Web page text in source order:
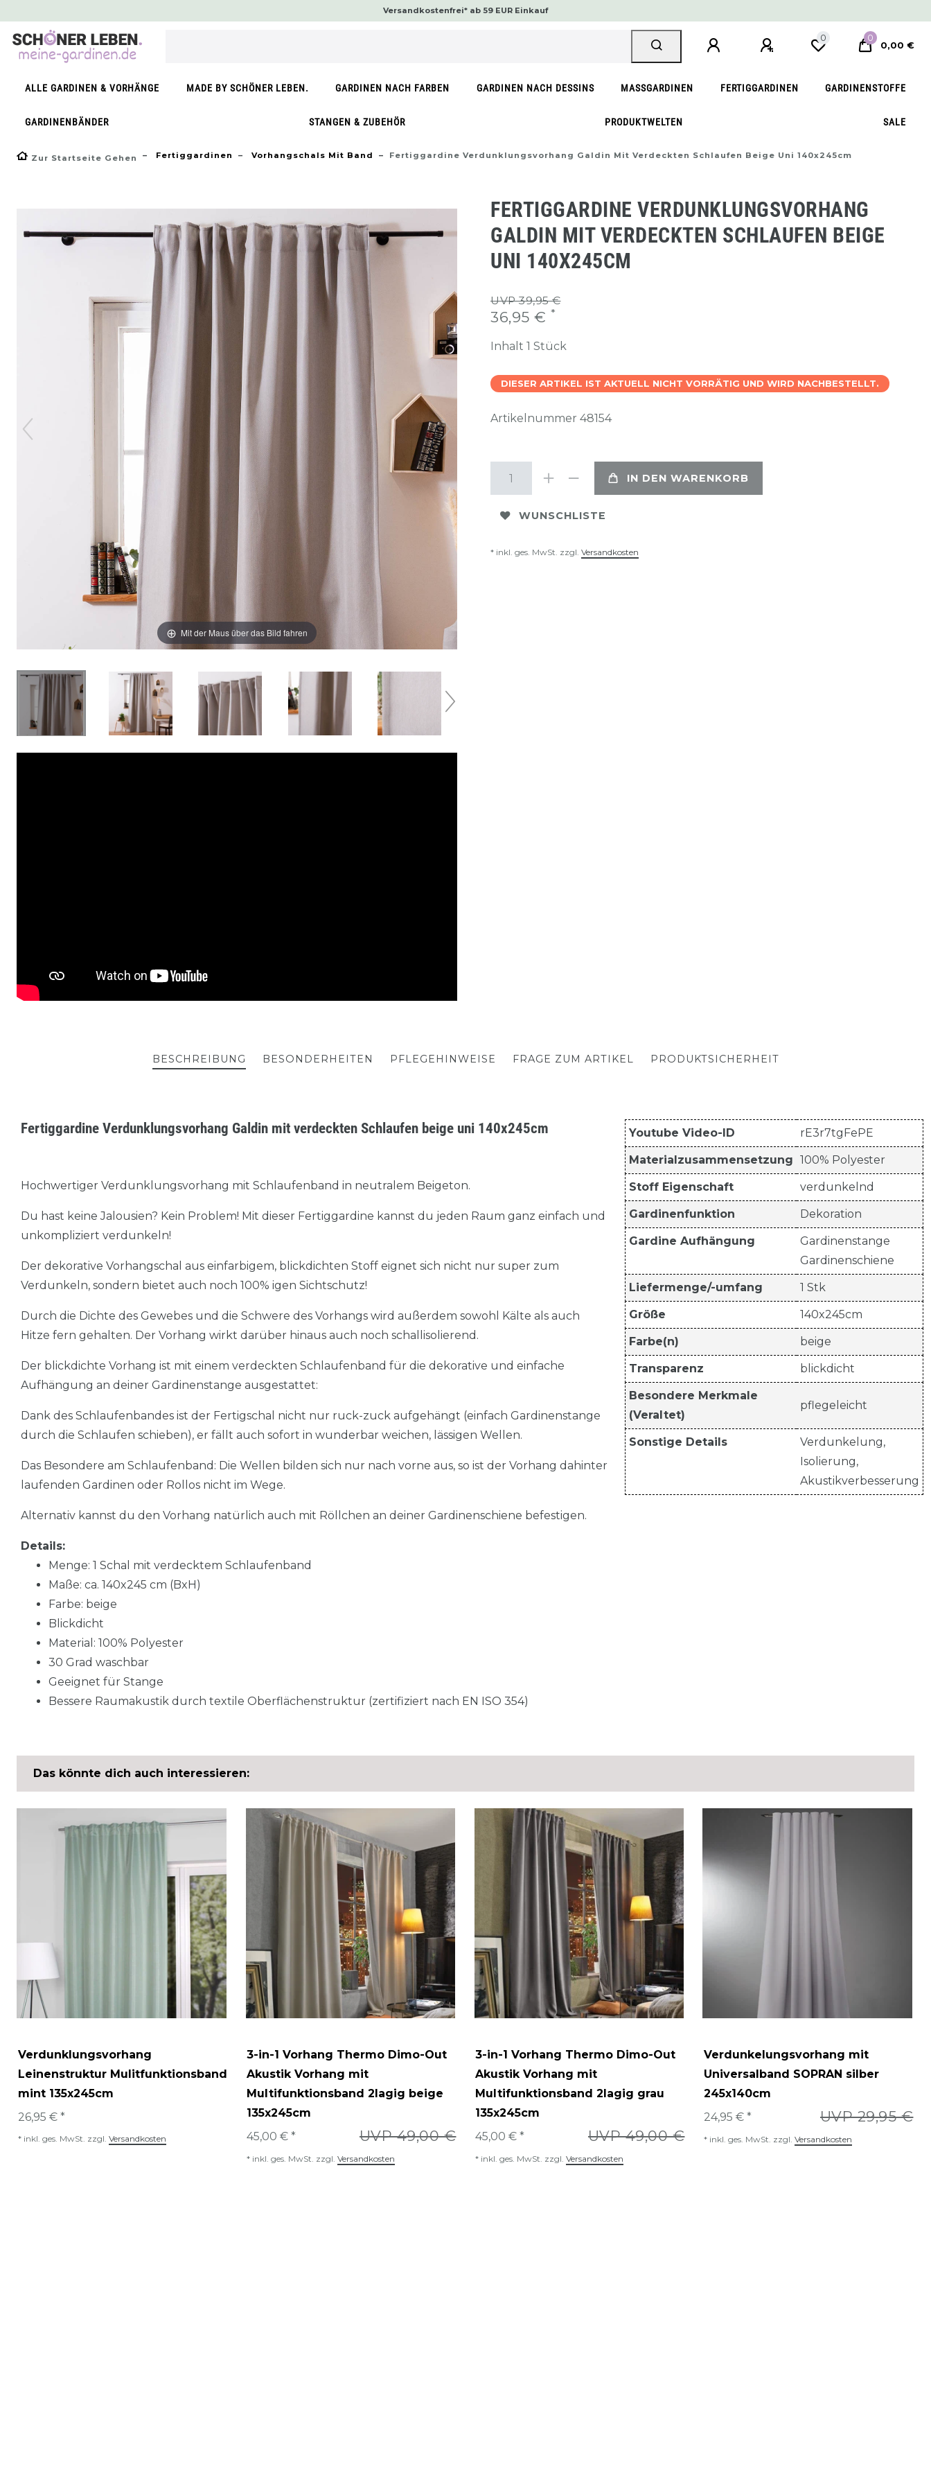
Versandkostenfrei* ab 59 EUR Einkauf
0 0
0,00 €
ALLE GARDINEN & VORHÄNGE MADE BY SCHÖNER LEBEN. GARDINEN NACH FARBEN GARDINEN NACH DESSINS MASSGARDINEN FERTIGGARDINEN GARDINENSTOFFE
GARDINENBÄNDER STANGEN & ZUBEHÖR PRODUKTWELTEN SALE
Zur Startseite Gehen Fertiggardinen Vorhangschals Mit Band Fertiggardine Verdunklungsvorhang Galdin Mit Verdeckten Schlaufen Beige Uni 140x245cm
Mit der Maus über das Bild fahren
FERTIGGARDINE VERDUNKLUNGSVORHANG
GALDIN MIT VERDECKTEN SCHLAUFEN BEIGE
UNI 140X245CM
UVP 39,95 €
36,95 € *
Inhalt 1 Stück
DIESER ARTIKEL IST AKTUELL NICHT VORRÄTIG UND WIRD NACHBESTELLT.
Artikelnummer 48154
IN DEN WARENKORB
WUNSCHLISTE
* inkl. ges. MwSt. zzgl. Versandkosten
BESCHREIBUNG BESONDERHEITEN PFLEGEHINWEISE FRAGE ZUM ARTIKEL PRODUKTSICHERHEIT
Fertiggardine Verdunklungsvorhang Galdin mit verdeckten Schlaufen beige uni 140x245cm
Hochwertiger Verdunklungsvorhang mit Schlaufenband in neutralem Beigeton.
Du hast keine Jalousien? Kein Problem! Mit dieser Fertiggardine kannst du jeden Raum ganz einfach und
unkompliziert verdunkeln!
Der dekorative Vorhangschal aus einfarbigem, blickdichten Stoff eignet sich nicht nur super zum
Verdunkeln, sondern bietet auch noch 100% igen Sichtschutz!
Durch die Dichte des Gewebes und die Schwere des Vorhangs wird außerdem sowohl Kälte als auch
Hitze fern gehalten. Der Vorhang wirkt darüber hinaus auch noch schallisolierend.
Der blickdichte Vorhang ist mit einem verdeckten Schlaufenband für die dekorative und einfache
Aufhängung an deiner Gardinenstange ausgestattet:
Dank des Schlaufenbandes ist der Fertigschal nicht nur ruck-zuck aufgehängt (einfach Gardinenstange
durch die Schlaufen schieben), er fällt auch sofort in wunderbar weichen, lässigen Wellen.
Das Besondere am Schlaufenband: Die Wellen bilden sich nur nach vorne aus, so ist der Vorhang dahinter
laufenden Gardinen oder Rollos nicht im Wege.
Alternativ kannst du den Vorhang natürlich auch mit Röllchen an deiner Gardinenschiene befestigen.
Details:
Menge: 1 Schal mit verdecktem Schlaufenband
Maße: ca. 140x245 cm (BxH)
Farbe: beige
Blickdicht
Material: 100% Polyester
30 Grad waschbar
Geeignet für Stange
Bessere Raumakustik durch textile Oberflächenstruktur (zertifiziert nach EN ISO 354)
Youtube Video-ID rE3r7tgFePE
Materialzusammensetzung 100% Polyester
Stoff Eigenschaft verdunkelnd
Gardinenfunktion Dekoration
Gardine Aufhängung
Gardinenstange
Gardinenschiene
Liefermenge/-umfang 1 Stk
Größe 140x245cm
Farbe(n) beige
Transparenz blickdicht
Besondere Merkmale
(Veraltet)
pflegeleicht
Sonstige Details
Verdunkelung,
Isolierung,
Akustikverbesserung
Das könnte dich auch interessieren:
Verdunklungsvorhang
Leinenstruktur Mulitfunktionsband
mint 135x245cm
26,95 € *
* inkl. ges. MwSt. zzgl. Versandkosten
3-in-1 Vorhang Thermo Dimo-Out
Akustik Vorhang mit
Multifunktionsband 2lagig beige
135x245cm
UVP 49,00 €
45,00 € *
* inkl. ges. MwSt. zzgl. Versandkosten
3-in-1 Vorhang Thermo Dimo-Out
Akustik Vorhang mit
Multifunktionsband 2lagig grau
135x245cm
UVP 49,00 €
45,00 € *
* inkl. ges. MwSt. zzgl. Versandkosten
Verdunkelungsvorhang mit
Universalband SOPRAN silber
245x140cm
UVP 29,95 €
24,95 € *
* inkl. ges. MwSt. zzgl. Versandkosten